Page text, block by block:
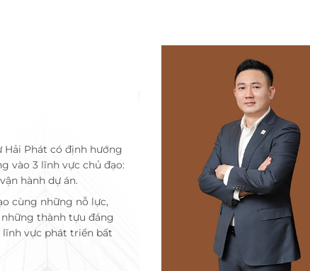
Hải Phát có định hướng
vào 3 lĩnh vực chủ đạo:
hành dự án.
cùng những nỗ lực,
những thành tựu đáng
vực phát triển bất